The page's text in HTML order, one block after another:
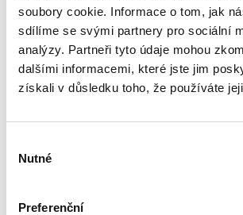
soubory cookie. Informace o tom, jak
sdílíme se svými partnery pro sociální
analýzy. Partneři tyto údaje mohou
dalšími informacemi, které jste jim
získali v důsledku toho, že používáte
souhlasu
Nutné
Preferenční